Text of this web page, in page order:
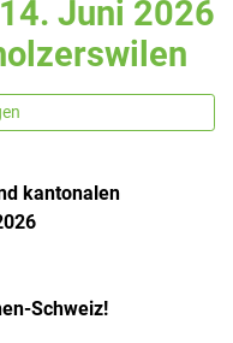
Juni 2026
kantonalen
Schweiz!